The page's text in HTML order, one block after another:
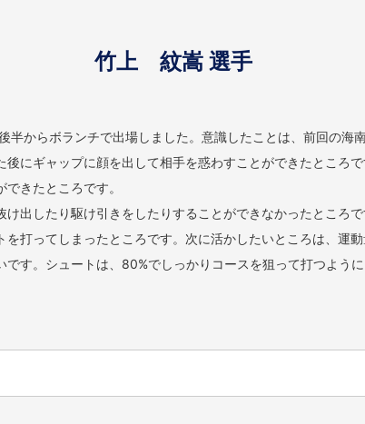
竹上 紋嵩 選手
半からボランチで出場しました。意識したことは、前回の海
にギャップに顔を出して相手を惑わすことができたところ
きたところです。
出したり駆け引きをしたりすることができなかったところで
打ってしまったところです。次に活かしたいところは、運
す。シュートは、80%でしっかりコースを狙って打つように